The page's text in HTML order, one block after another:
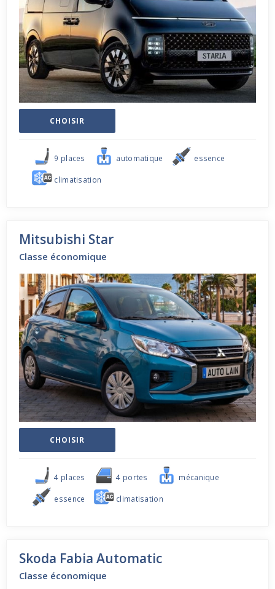
CHOISIR
9 places automatique essence
climatisation
Mitsubishi Star
Classe économique
CHOISIR
4 places 4 portes mécanique
essence climatisation
Skoda Fabia Automatic
Classe économique